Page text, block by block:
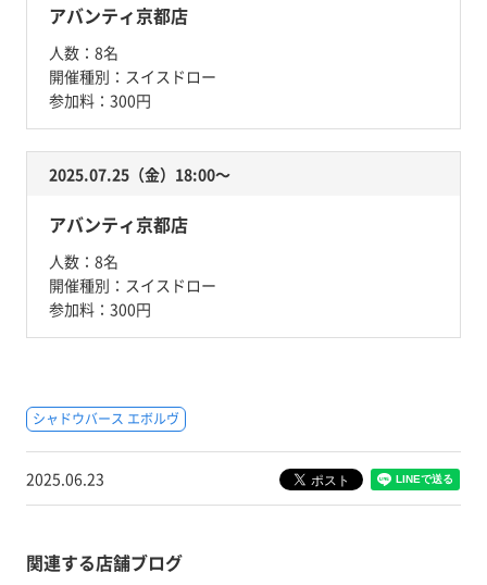
アバンティ京都店
人数： 8名
開催種別： スイスドロー
参加料： 300円
2025.07.25（金）18:00〜
アバンティ京都店
人数： 8名
開催種別： スイスドロー
参加料： 300円
シャドウバース エボルヴ
2025.06.23
関連する店舗ブログ